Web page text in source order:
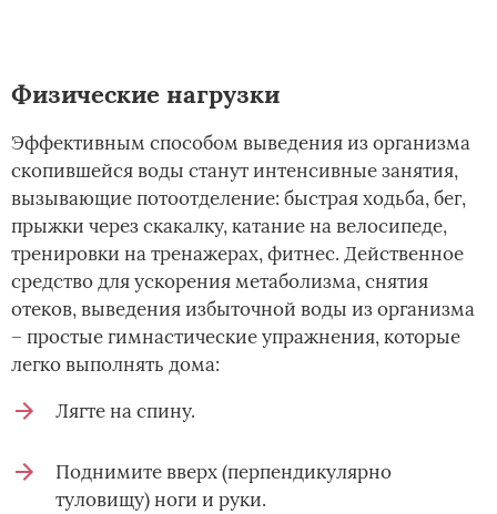
Физические нагрузки
Эффективным способом выведения из организма
скопившейся воды станут интенсивные занятия,
вызывающие потоотделение: быстрая ходьба, бег,
прыжки через скакалку, катание на велосипеде,
тренировки на тренажерах, фитнес. Действенное
средство для ускорения метаболизма, снятия
отеков, выведения избыточной воды из организма
– простые гимнастические упражнения, которые
легко выполнять дома:
Лягте на спину.
Поднимите вверх (перпендикулярно
туловищу) ноги и руки.